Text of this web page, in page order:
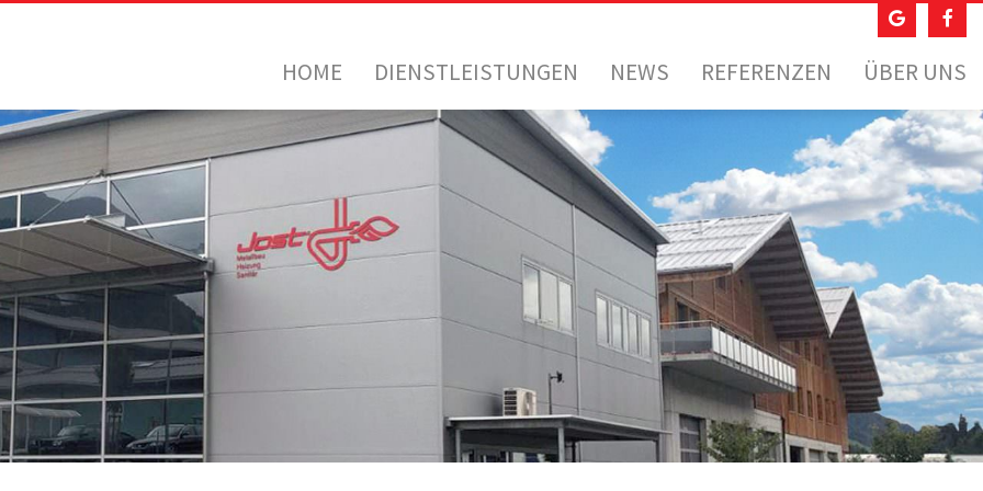
HOME DIENSTLEISTUNGEN NEWS REFERENZEN ÜBER UNS